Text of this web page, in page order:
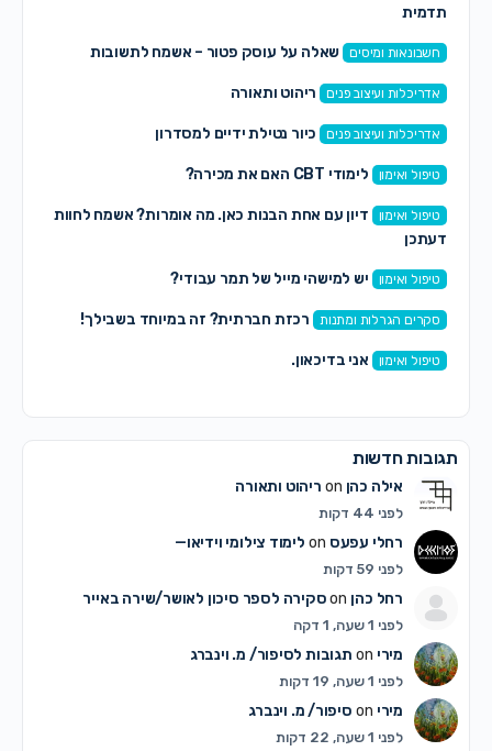
תדמית
חשבונאות ומיסים שאלה על עוסק פטור – אשמח לתשובות
אדריכלות ועיצוב פנים ריהוט ותאורה
אדריכלות ועיצוב פנים כיור נטילת ידיים למסדרון
טיפול ואימון לימודי CBT האם את מכירה?
טיפול ואימון
דיון עם אחת הבנות כאן. מה אומרות? אשמח לחוות
דעתכן
טיפול ואימון יש למישהי מייל של תמר עבודי?
סקרים הגרלות ומתנות רכזת חברתית? זה במיוחד בשבילך!
טיפול ואימון אני בדיכאון.
תגובות חדשות
אילה כהן ריהוט ותאורה
לפני 44 דקות
רחלי עפעס לימוד צילומי וידיאו—
לפני 59 דקות
רחל כהן סקירה לספר סיכון לאושר/שירה באייר
לפני 1 שעה, 1 דקה
מירי תגובות לסיפור/ מ. וינברג
לפני 1 שעה, 19 דקות
מירי סיפור/ מ. וינברג
לפני 1 שעה, 22 דקות